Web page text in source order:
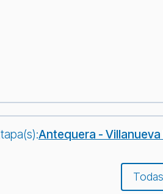
Antequera - Villanueva